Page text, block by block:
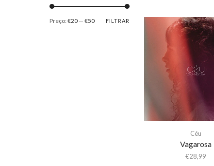
Céu
Vagarosa
€28,99
50 Foot Wave
65daysofstatic
FILTRAR
Preço:€20 — €50